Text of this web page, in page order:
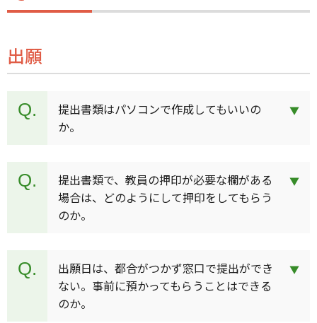
出願
提出書類はパソコンで作成してもいいの
か。
提出書類で、教員の押印が必要な欄がある
場合は、どのようにして押印をしてもらう
のか。
出願日は、都合がつかず窓口で提出ができ
ない。事前に預かってもらうことはできる
のか。